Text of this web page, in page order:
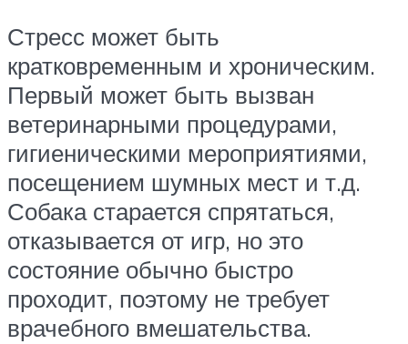
Стресс может быть
кратковременным и хроническим.
Первый может быть вызван
ветеринарными процедурами,
гигиеническими мероприятиями,
посещением шумных мест и т.д.
Собака старается спрятаться,
отказывается от игр, но это
состояние обычно быстро
проходит, поэтому не требует
врачебного вмешательства.